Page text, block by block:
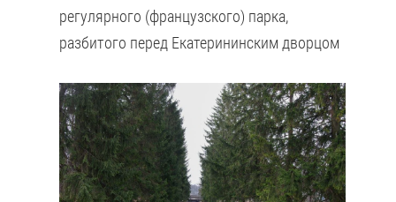
регулярного (французского) парка,
разбитого перед Екатерининским дворцом